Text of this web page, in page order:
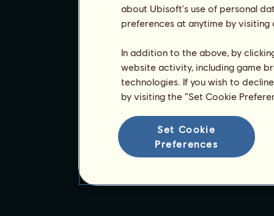
about Ubisoft's use of personal
preferences at anytime by
In addition to the above, by
website activity, including game
technologies. If you wish to
by visiting the “Set Cookie
Set Cookie
Preferences